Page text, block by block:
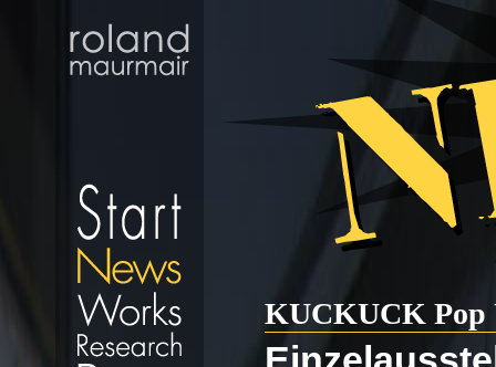
KUCKUCK Pop